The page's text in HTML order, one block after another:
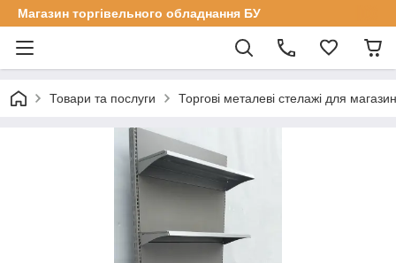
Магазин торгівельного обладнання БУ
Товари та послуги Торгові металеві стелажі для